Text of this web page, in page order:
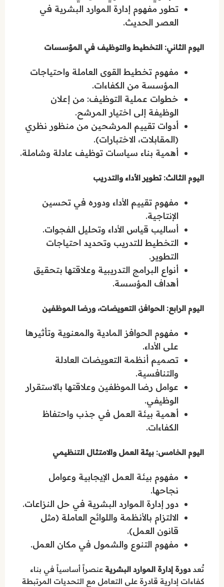
تطور مفهوم إدارة الموارد البشرية في
العصر الحديث.
اليوم الثاني: التخطيط والتوظيف في المؤسسات
مفهوم تخطيط القوى العاملة واحتياجات
المؤسسة من الكفاءات.
خطوات عملية التوظيف: من إعلان
الوظيفة إلى اختيار المرشح.
أدوات تقييم المرشحين من منظور نظري
(المقابلات، الاختبارات).
أهمية بناء سياسات توظيف عادلة وشاملة.
اليوم الثالث: تطوير الأداء والتدريب
مفهوم تقييم الأداء ودوره في تحسين
الإنتاجية.
أساليب قياس الأداء وتحليل الفجوات.
التخطيط للتدريب وتحديد احتياجات
التطوير.
أنواع البرامج التدريبية وعلاقتها بتحقيق
أهداف المؤسسة.
اليوم الرابع: الحوافز، التعويضات، ورضا الموظفين
مفهوم الحوافز المادية والمعنوية وتأثيرها
على الأداء.
تصميم أنظمة التعويضات العادلة
والتنافسية.
عوامل رضا الموظفين وعلاقتها بالاستقرار
الوظيفي.
أهمية بيئة العمل في جذب واحتفاظ
الكفاءات.
اليوم الخامس: بيئة العمل والامتثال التنظيمي
مفهوم بيئة العمل الإيجابية وعوامل
نجاحها.
دور إدارة الموارد البشرية في حل النزاعات.
الالتزام بالأنظمة واللوائح العاملة (مثل
قانون العمل).
مفهوم التنوع والشمول في مكان العمل.
تُعددورة إدارة الموارد البشرية عنصراً أساسياً في بناء
كفاءات إدارية قادرة على التعامل مع التحديات المرتبطة